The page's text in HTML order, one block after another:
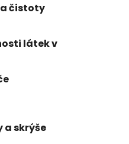
čistoty
látek v
a skrýše